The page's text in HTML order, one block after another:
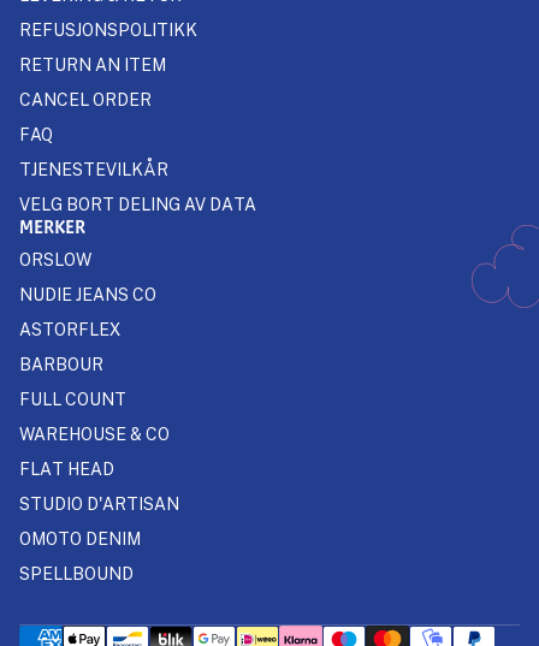
REFUSJONSPOLITIKK
RETURN AN ITEM
CANCEL ORDER
FAQ
TJENESTEVILKÅR
VELG BORT DELING AV DATA
MERKER
ORSLOW
NUDIE JEANS CO
ASTORFLEX
BARBOUR
FULL COUNT
WAREHOUSE & CO
FLAT HEAD
STUDIO D'ARTISAN
OMOTO DENIM
SPELLBOUND